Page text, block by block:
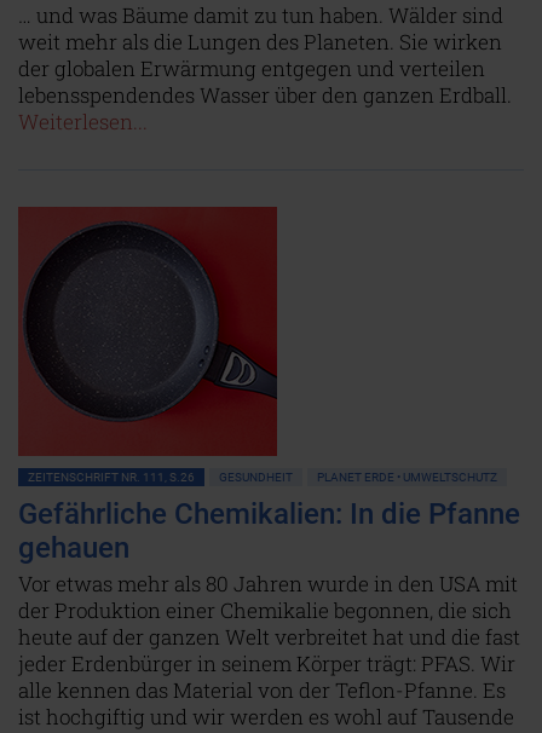
… und was Bäume damit zu tun haben. Wälder sind
weit mehr als die Lungen des Planeten. Sie wirken
der globalen Erwärmung entgegen und verteilen
lebensspendendes Wasser über den ganzen Erdball.
Weiterlesen...
ZEITENSCHRIFT NR. 111, S.26 GESUNDHEIT PLANET ERDE • UMWELTSCHUTZ
Gefährliche Chemikalien: In die Pfanne
gehauen
Vor etwas mehr als 80 Jahren wurde in den USA mit
der Produktion einer Chemikalie begonnen, die sich
heute auf der ganzen Welt verbreitet hat und die fast
jeder Erdenbürger in seinem Körper trägt: PFAS. Wir
alle kennen das Material von der Teflon-Pfanne. Es
ist hochgiftig und wir werden es wohl auf Tausende